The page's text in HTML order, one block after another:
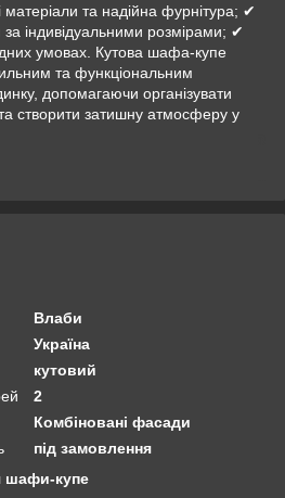
матеріали та надійна фурнітура; ✔
індивідуальними розмірами; ✔
умовах. Кутова шафа-купе
та функціональним
допомагаючи організувати
створити затишну атмосферу у
Влаби
Україна
кутовий
2
Комбіновані фасади
під замовлення
шафи-купе